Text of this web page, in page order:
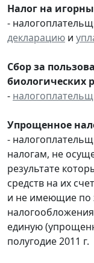
Налог на
-
декларацию и
Сбор за
биологических
-
Упрощенное
-
налогам, не
результате
средств на их
и не имеющие по
единую
полугодие 2011 г.